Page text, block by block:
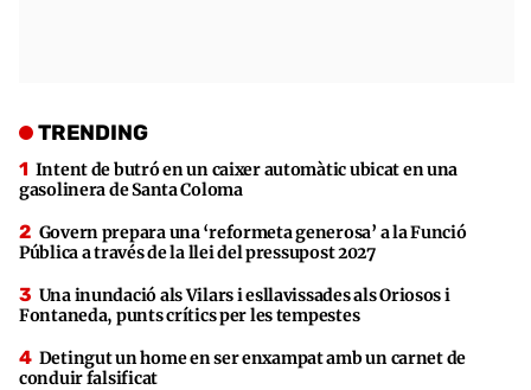
TRENDING
Intent de butró en un caixer automàtic ubicat en una
gasolinera de Santa Coloma
Govern prepara una ‘reformeta generosa’ a la Funció
Pública a través de la llei del pressupost 2027
Una inundació als Vilars i esllavissades als Oriosos i
Fontaneda, punts crítics per les tempestes
Detingut un home en ser enxampat amb un carnet de
conduir falsificat